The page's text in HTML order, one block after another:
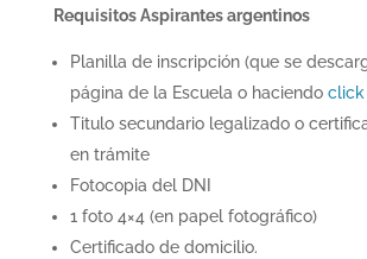
Requisitos Aspirantes argentinos
Planilla de inscripción (que se
página de la Escuela o haciendo click
Titulo secundario legalizado o
en trámite
Fotocopia del DNI
1 foto 4×4 (en papel fotográfico)
Certificado de domicilio.